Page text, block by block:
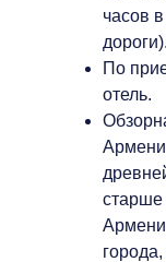
часов
дороги).
По
отель.
старше